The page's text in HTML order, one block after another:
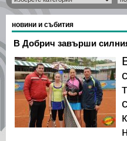
новини и събития
В Добрич завърши